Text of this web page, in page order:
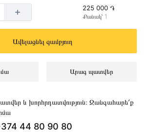
225 000 ֏
Քանակ՝ 1
Ավելացնել զամբյուղ
Արագ պատվեր
և խորհրդատվություն։ Զանգահարե՛ք
44 80 90 80